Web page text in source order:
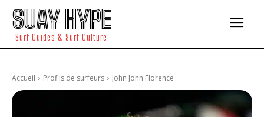
SUAY HYPE
Surf Guides & Surf Culture
Accueil Profils de surfeurs John John Florence